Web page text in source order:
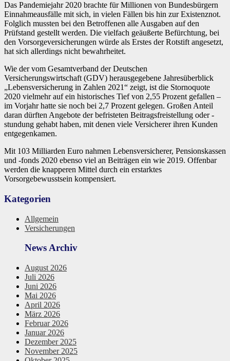
Das Pandemiejahr 2020 brachte für Millionen von Bundesbürgern
Einnahmeausfälle mit sich, in vielen Fällen bis hin zur Existenznot.
Folglich mussten bei den Betroffenen alle Ausgaben auf den
Prüfstand gestellt werden. Die vielfach geäußerte Befürchtung, bei
den Vorsorgeversicherungen würde als Erstes der Rotstift angesetzt,
hat sich allerdings nicht bewahrheitet.
Wie der vom Gesamtverband der Deutschen
Versicherungswirtschaft (GDV) herausgegebene Jahresüberblick
„Lebensversicherung in Zahlen 2021“ zeigt, ist die Stornoquote
2020 vielmehr auf ein historisches Tief von 2,55 Prozent gefallen –
im Vorjahr hatte sie noch bei 2,7 Prozent gelegen. Großen Anteil
daran dürften Angebote der befristeten Beitragsfreistellung oder -
stundung gehabt haben, mit denen viele Versicherer ihren Kunden
entgegenkamen.
Mit 103 Milliarden Euro nahmen Lebensversicherer, Pensionskassen
und -fonds 2020 ebenso viel an Beiträgen ein wie 2019. Offenbar
werden die knapperen Mittel durch ein erstarktes
Vorsorgebewusstsein kompensiert.
Kategorien
Allgemein
Versicherungen
News Archiv
August 2026
Juli 2026
Juni 2026
Mai 2026
April 2026
März 2026
Februar 2026
Januar 2026
Dezember 2025
November 2025